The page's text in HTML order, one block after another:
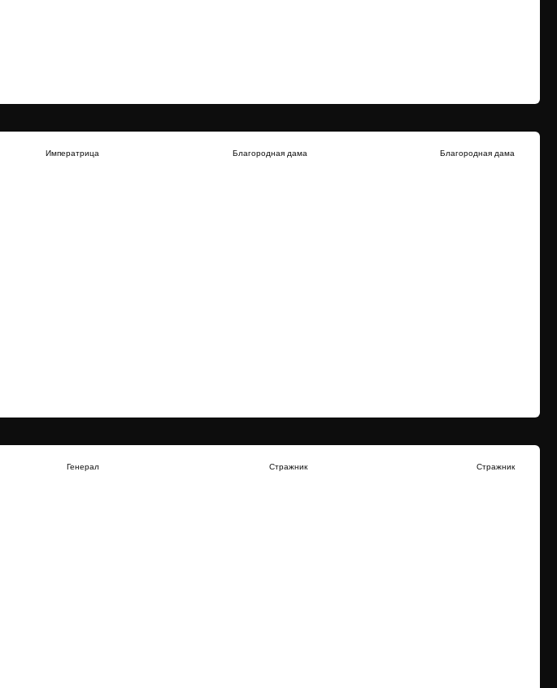
Императрица Благородная дама Благородная дама
Генерал Стражник Стражник